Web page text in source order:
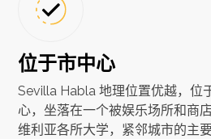
位于市中心
Sevilla Habla 地理位置优越，位
心，坐落在一个被娱乐场所和商
维利亚各所大学，紧邻城市的主